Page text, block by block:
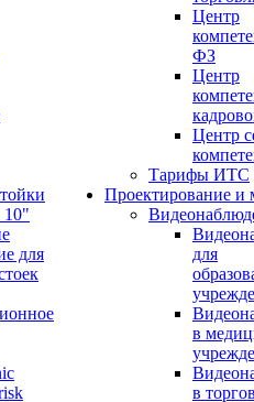
10"
для
Центр
ФЗ
Центр
Центр
Тарифы ИТС
Проектирование и
для
в
в